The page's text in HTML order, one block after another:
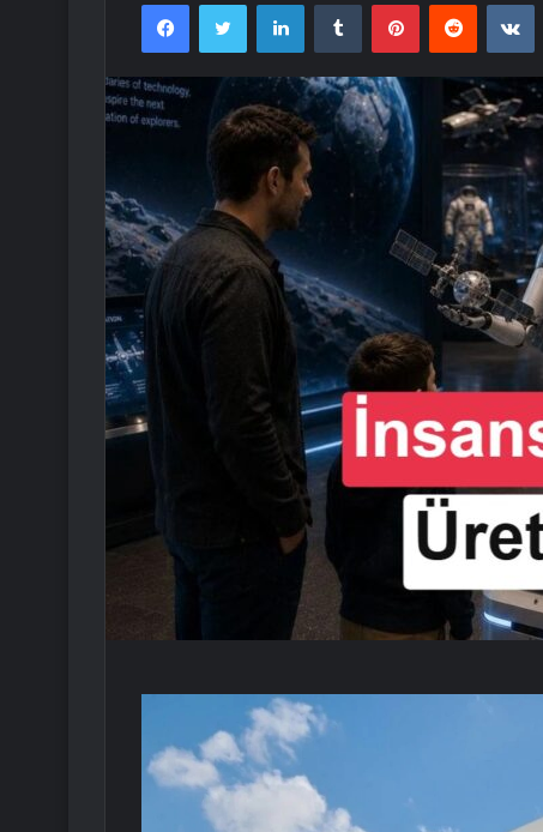
FacebookTwitter LinkedInTumblr PinterestReddit